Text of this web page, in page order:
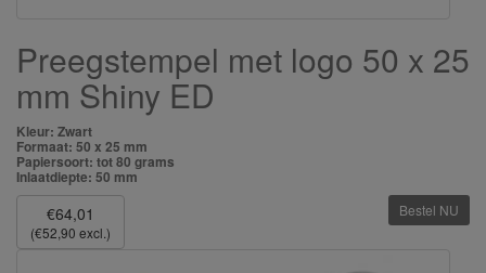
Preegstempel met logo 50 x 25
mm Shiny ED
Kleur: Zwart
Formaat: 50 x 25 mm
Papiersoort: tot 80 grams
Inlaatdiepte: 50 mm
€64,01
(€52,90 excl.)
Bestel NU